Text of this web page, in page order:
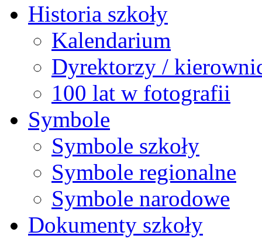
Historia szkoły
Kalendarium
Dyrektorzy /
100 lat w fotografii
Symbole
Symbole szkoły
Symbole regionalne
Symbole narodowe
Dokumenty szkoły